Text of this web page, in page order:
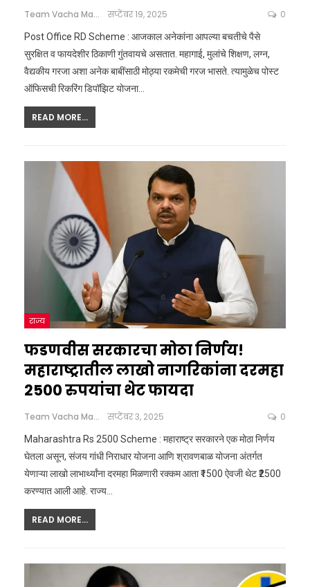
Team Vacha Marathi सप्टेंबर 19, 2025 0
Post Office RD Scheme : आजकाल अनेकांना आपल्या बचतीचे पैसे
सुरक्षित व फायदेशीर ठिकाणी गुंतवायचे असतात. महागाई, मुलांचे शिक्षण, लग्न,
वैद्यकीय गरजा अशा अनेक बाबींसाठी मोठ्या रकमेची गरज भासते. त्यामुळेच पोस्ट
ऑफिसची रिकरिंग डिपॉझिट योजना…
READ MORE...
राज्य
फडणवीस सरकारचा मोठा निर्णय!
महाराष्ट्रातील लाखो नागरिकांना दरमहा
2500 रुपयांचा थेट फायदा
Team Vacha Marathi सप्टेंबर 3, 2025 0
Maharashtra Rs 2500 Scheme : महाराष्ट्र सरकारने एक मोठा निर्णय
घेतला असून, संजय गांधी निराधार योजना आणि श्रावणबाळ योजना अंतर्गत
येणाऱ्या लाखो लाभार्थ्यांना दरमहा मिळणारी रक्कम आता ₹1500 ऐवजी थेट ₹2500
करण्यात आली आहे. राज्य
READ MORE...